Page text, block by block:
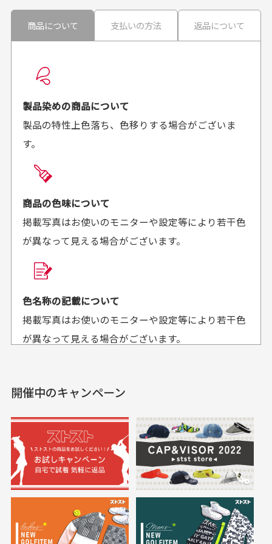
良かった！
がとうございます。丁寧
に梱包されていて、商品
の状態も良好でした。気
があればよろしくお願い
30代男性
来ました。またお願いし
セールかつポイント
も使えて、お得に購
入出来ました
セールかつポイントも使
満足です。
おります
欲しかったスカートが購
30代女性 30代女性
お届け希望日時をご指定頂けます。
ご注文時にご指定下さい。
商品の受け渡しは、ゆうパックでの配送のみとさせて
頂いております。
商品購入からどれくらいで発送してもらえます
か？
平日午前9時までのご注文で最短当日発送させて頂いて
せて頂いております。
送料はいくらかかりますか？
何点ご購入頂いた場合も全国一律で800円とさせて頂
いております。(1配送先につき)
また5,000円(税込)以上お買い物をして頂けた場合は送
※必ず１つのショッピングカートに複数商品を入れて
ご注文下さいませ。
商品について 支払いの方法 返品について
製品染めの商品について
製品の特性上色落ち、色移りする場合がございま
す。
商品の色味について
掲載写真はお使いのモニターや設定等により若干色
が異なって見える場合がございます。
色名称の記載について
掲載写真はお使いのモニターや設定等により若干色
が異なって見える場合がございます。
実寸サイズについて
一点一点手作業で計測しておりますので、若干の誤
差が生じる場合がございます。
においについて
ユーズド商品の特性故、メンテンスを行っておりま
すが、におい（煙草、香水、お香、古着特有の香
開催中のキャンペーン